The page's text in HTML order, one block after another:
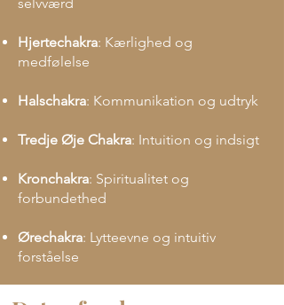
Hjertechakra: Kærlighed og
medfølelse
Halschakra: Kommunikation og udtryk
Tredje Øje Chakra: Intuition og indsigt
Kronchakra: Spiritualitet og
forbundethed
Ørechakra: Lytteevne og intuitiv
forståelse